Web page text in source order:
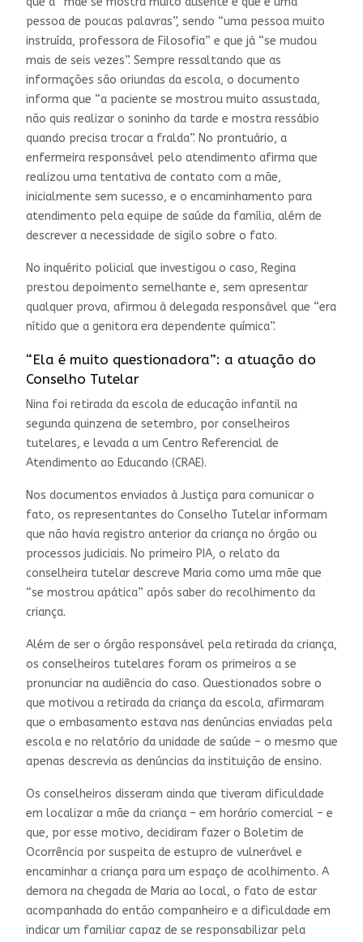
pessoa de poucas palavras”, sendo “uma pessoa muito
instruída, professora de Filosofia” e que já “se mudou
mais de seis vezes”. Sempre ressaltando que as
informações são oriundas da escola, o documento
informa que “a paciente se mostrou muito assustada,
não quis realizar o soninho da tarde e mostra ressábio
quando precisa trocar a fralda”. No prontuário, a
enfermeira responsável pelo atendimento afirma que
realizou uma tentativa de contato com a mãe,
inicialmente sem sucesso, e o encaminhamento para
atendimento pela equipe de saúde da família, além de
descrever a necessidade de sigilo sobre o fato.
No inquérito policial que investigou o caso, Regina
prestou depoimento semelhante e, sem apresentar
qualquer prova, afirmou à delegada responsável que “era
nítido que a genitora era dependente química”.
“Ela é muito questionadora”: a atuação do
Conselho Tutelar
Nina foi retirada da escola de educação infantil na
segunda quinzena de setembro, por conselheiros
tutelares, e levada a um Centro Referencial de
Atendimento ao Educando (CRAE).
Nos documentos enviados à Justiça para comunicar o
fato, os representantes do Conselho Tutelar informam
que não havia registro anterior da criança no órgão ou
processos judiciais. No primeiro PIA, o relato da
conselheira tutelar descreve Maria como uma mãe que
“se mostrou apática” após saber do recolhimento da
criança.
Além de ser o órgão responsável pela retirada da criança,
os conselheiros tutelares foram os primeiros a se
pronunciar na audiência do caso. Questionados sobre o
que motivou a retirada da criança da escola, afirmaram
que o embasamento estava nas denúncias enviadas pela
escola e no relatório da unidade de saúde – o mesmo que
apenas descrevia as denúncias da instituição de ensino.
Os conselheiros disseram ainda que tiveram dificuldade
em localizar a mãe da criança – em horário comercial – e
que, por esse motivo, decidiram fazer o Boletim de
Ocorrência por suspeita de estupro de vulnerável e
encaminhar a criança para um espaço de acolhimento. A
demora na chegada de Maria ao local, o fato de estar
acompanhada do então companheiro e a dificuldade em
indicar um familiar capaz de se responsabilizar pela